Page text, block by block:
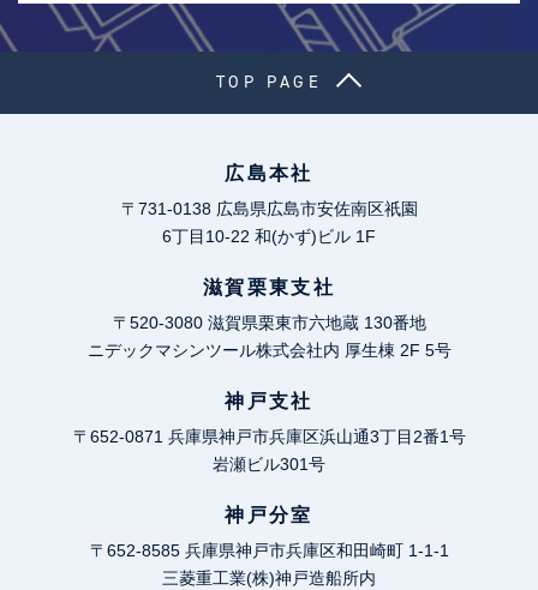
TOP PAGE
広島本社
〒731-0138 広島県広島市安佐南区祇園
6丁目10-22 和(かず)ビル 1F
滋賀栗東支社
〒520-3080 滋賀県栗東市六地蔵 130番地
ニデックマシンツール株式会社内 厚生棟 2F 5号
神戸支社
〒652-0871 兵庫県神戸市兵庫区浜山通3丁目2番1号
岩瀬ビル301号
神戸分室
〒652-8585 兵庫県神戸市兵庫区和田崎町 1-1-1
三菱重工業(株)神戸造船所内